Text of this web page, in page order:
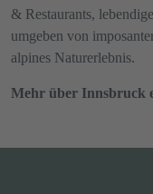
& Restaurants,
umgeben von
alpines Naturerlebnis.
Mehr über Innsbruck